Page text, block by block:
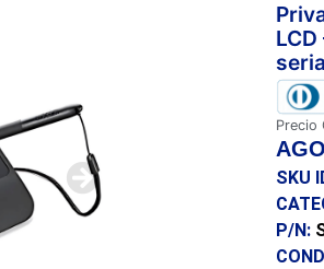
Precio
SKU
P/N: